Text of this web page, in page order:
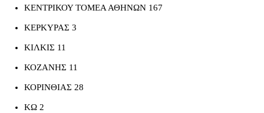
ΚΕΝΤΡΙΚΟΥ ΤΟΜΕΑ ΑΘΗΝΩΝ 167
ΚΕΡΚΥΡΑΣ 3
ΚΙΛΚΙΣ 11
ΚΟΖΑΝΗΣ 11
ΚΟΡΙΝΘΙΑΣ 28
ΚΩ 2